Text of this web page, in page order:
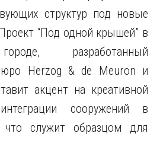
структур под новые
“Под одной крышей” в
разработанный
Herzog & de Meuron и
акцент на креативной
сооружений в
что служит образцом для